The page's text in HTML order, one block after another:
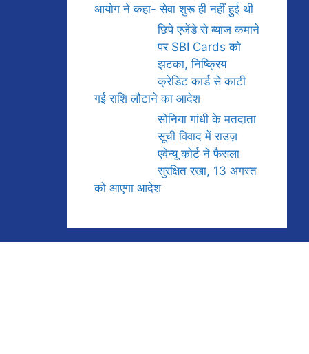
आयोग ने कहा- सेवा शुरू ही नहीं हुई थी
छिपे एजेंडे से ब्याज कमाने
पर SBI Cards को
झटका, निष्क्रिय
क्रेडिट कार्ड से काटी
गई राशि लौटाने का आदेश
सोनिया गांधी के मतदाता
सूची विवाद में राउज़
एवेन्यू कोर्ट ने फैसला
सुरक्षित रखा, 13 अगस्त
को आएगा आदेश